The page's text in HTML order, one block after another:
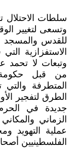
سلطات الاحتلال
وتسعى لتغيير
للقدس والمسجد
الاستفزازية
وتبعات لا تحمد
من قبل حكومة
المتطرفة
الطرق لتفجير
جديدة في
الزماني
عملية التهويد
الفلسطينيين